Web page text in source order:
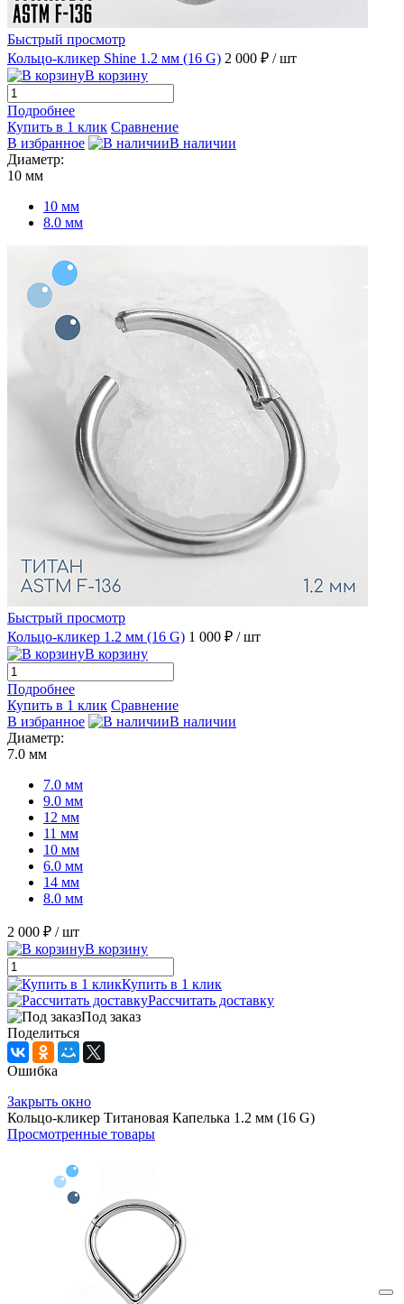
Быстрый просмотр
Кольцо-кликер Shine 1.2 мм (16 G) 2 000 ₽ / шт
В корзину
Подробнее
Купить в 1 клик Сравнение
В избранное
В наличии
Диаметр:
10 мм
10 мм
8.0 мм
Быстрый просмотр
Кольцо-кликер 1.2 мм (16 G) 1 000 ₽ / шт
В корзину
Подробнее
Купить в 1 клик Сравнение
В избранное
В наличии
Диаметр:
7.0 мм
7.0 мм
9.0 мм
12 мм
11 мм
10 мм
6.0 мм
14 мм
8.0 мм
2 000 ₽ / шт
В корзину
Купить в 1 клик
Рассчитать доставку
Под заказ
Поделиться
Ошибка
Закрыть окно
Кольцо-кликер Титановая Капелька 1.2 мм (16 G)
Просмотренные товары